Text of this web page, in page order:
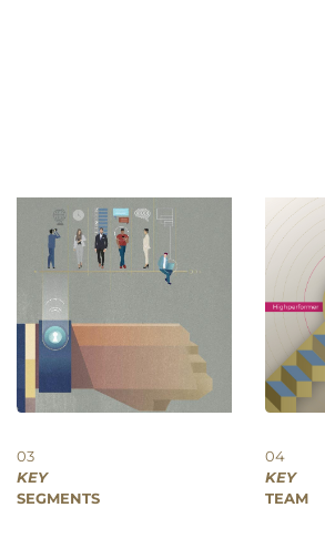
03
KEY
SEGMENTS
04
KEY
TEAM